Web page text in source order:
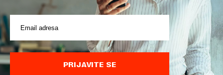
Ministarstvo: EK potvrdila da je Srbija unapredila
kontrolu hrane biljnog porekla
Ministarstvo poljoprivrede, šumarstva i vodoprivrede saopštilo
PRIJAVITE SE